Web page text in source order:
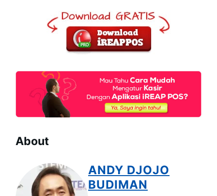
About
ANDY DJOJO
BUDIMAN